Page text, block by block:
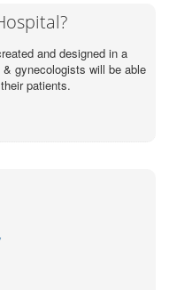
and designed in a
gynecologists will be able
patients.